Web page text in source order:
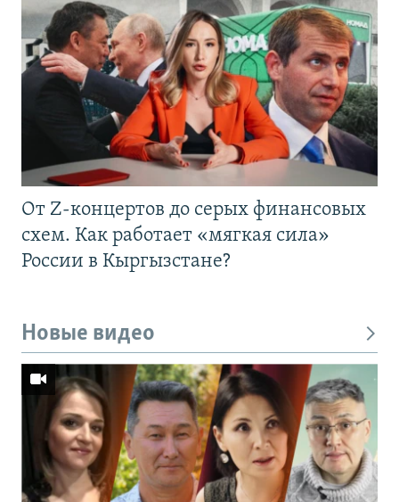
От Z-концертов до серых финансовых
схем. Как работает «мягкая сила»
России в Кыргызстане?
Новые видео